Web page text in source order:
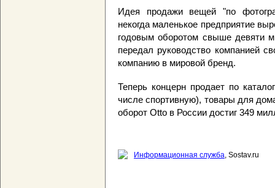
Идея продажи вещей "по
некогда маленькое предприятие
годовым оборотом свыше девяти
передал руководство компанией
компанию в мировой бренд.
Теперь концерн продает по
числе спортивную), товары для
оборот Otto в России достиг 349
Информационная служба, Sostav.ru